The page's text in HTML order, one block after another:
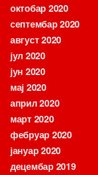
октобар 2020
септембар 2020
август 2020
јул 2020
јун 2020
мај 2020
април 2020
март 2020
фебруар 2020
јануар 2020
децембар 2019